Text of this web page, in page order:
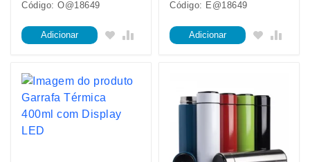
Código: O@18649
Adicionar
Código: E@18649
Adicionar